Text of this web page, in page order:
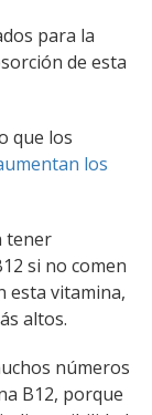
para la
de esta
que los
los
tener
si no comen
esta vitamina,
altos.
números
B12, porque